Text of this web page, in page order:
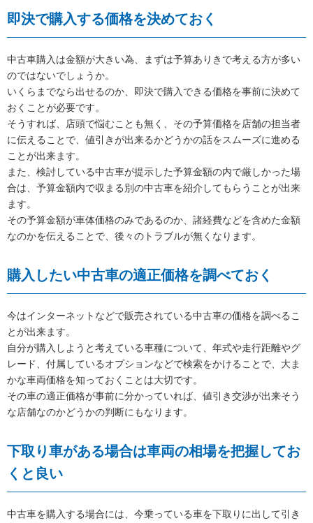
即決で購入する価格を決めておく
中古車購入は金額が大きい為、まずは予算ありきで考える方が多い
のではないでしょうか。
いくらまでなら出せるのか、即決で購入できる価格を事前に決めて
おくことが必要です。
そうすれば、店頭で悩むことも無く、その予算価格を店舗の担当者
に伝えることで、値引きが出来るかどうかの話をスムーズに進める
ことが出来ます。
また、検討している中古車が提示した予算金額の内で厳しかった場
合は、予算金額内で収まる別の中古車を紹介してもらうことが出来
ます。
その予算金額が車体価格のみであるのか、諸経費などを含めた金額
なのかを伝えることで、後々のトラブルが無くなります。
購入したい中古車の適正価格を調べておく
今はインターネットなどで販売されている中古車の価格を調べるこ
とが出来ます。
自分が購入しようと考えている車種について、年式や走行距離やグ
レード、付属しているオプションなどで検索をかけることで、大ま
かな車両価格を知っておくことは大切です。
その車の適正価格が事前に分かっていれば、値引き交渉が出来そう
な店舗なのかどうかの判断にもなります。
下取り車がある場合は車両の相場を把握してお
くと良い
中古車を購入する場合には、今乗っている車を下取りに出して引き